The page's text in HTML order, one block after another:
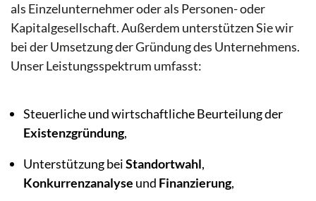
als Einzelunternehmer oder als Personen- oder
Kapitalgesellschaft. Außerdem unterstützen Sie wir
bei der Umsetzung der Gründung des Unternehmens.
Unser Leistungsspektrum umfasst:
Steuerliche und wirtschaftliche Beurteilung der
Existenzgründung,
Unterstützung beiStandortwahl,
Konkurrenzanalyse und Finanzierung,